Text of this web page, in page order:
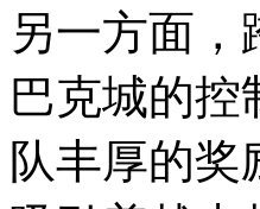
另一方面
巴克城的控
队丰厚的